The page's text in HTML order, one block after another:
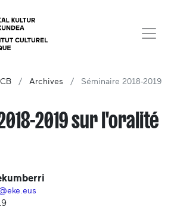
Archives
Séminaire 2018-2019
2019 sur l'oralité